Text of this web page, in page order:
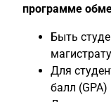
программе
Быть
Для
балл